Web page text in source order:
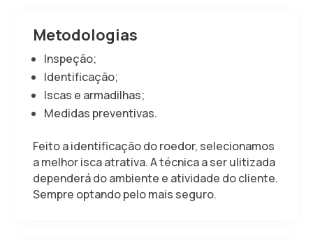
Metodologias
Inspeção;
Identificação;
Iscas e armadilhas;
Medidas preventivas.
Feito a identificação do roedor, selecionamos
a melhor isca atrativa. A técnica a ser ulitizada
dependerá do ambiente e atividade do cliente.
Sempre optando pelo mais seguro.